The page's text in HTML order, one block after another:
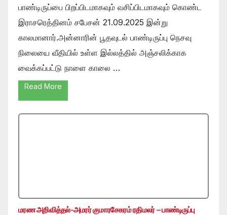
பாண்டிருப்பை பிறப்பிடமாகவும் வசிப்பிடமாகவும் கொண்ட
இராசரெத்தினம் சபேசன் 21.09.2025 இன்று
காலமானார்.அன்னாரின் பூதவுடல் பாண்டிருப்பு நெசவு
நிலையை வீதியில் உள்ள இல்லத்தில் அஞ்சலிக்காக
வைக்கப்பட்டு நாளை காலை …
Read More
மரண அறிவித்தல்-அமரர் குமாரசேகரம் ரதிமலர் – பாண்டிருப்பு